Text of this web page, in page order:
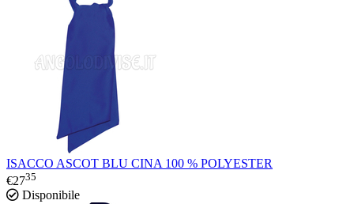
ISACCO ASCOT BLU CINA 100 % POLYESTER
€2735
Disponibile